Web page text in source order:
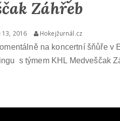
Záhřeb
2016 Hokejžurnál.cz
na koncertní šňůře v
s týmem KHL Medveščak